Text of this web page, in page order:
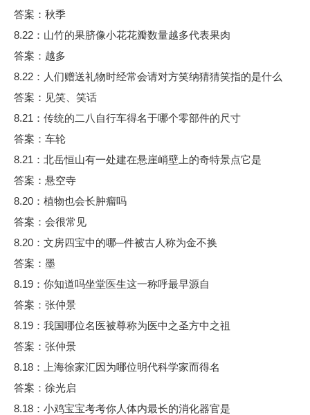
答案：秋季
8.22：山竹的果脐像小花花瓣数量越多代表果肉
答案：越多
8.22：人们赠送礼物时经常会请对方笑纳猜猜笑指的是什么
答案：见笑、笑话
8.21：传统的二八自行车得名于哪个零部件的尺寸
答案：车轮
8.21：北岳恒山有一处建在悬崖峭壁上的奇特景点它是
答案：悬空寺
8.20：植物也会长肿瘤吗
答案：会很常见
8.20：文房四宝中的哪─件被古人称为金不换
答案：墨
8.19：你知道吗坐堂医生这一称呼最早源自
答案：张仲景
8.19：我国哪位名医被尊称为医中之圣方中之祖
答案：张仲景
8.18：上海徐家汇因为哪位明代科学家而得名
答案：徐光启
8.18：小鸡宝宝考考你人体内最长的消化器官是